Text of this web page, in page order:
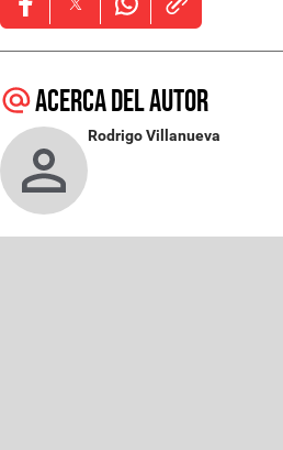
Opens in new window
Opens in new window
Opens in new window
Acerca del autor
Rodrigo Villanueva